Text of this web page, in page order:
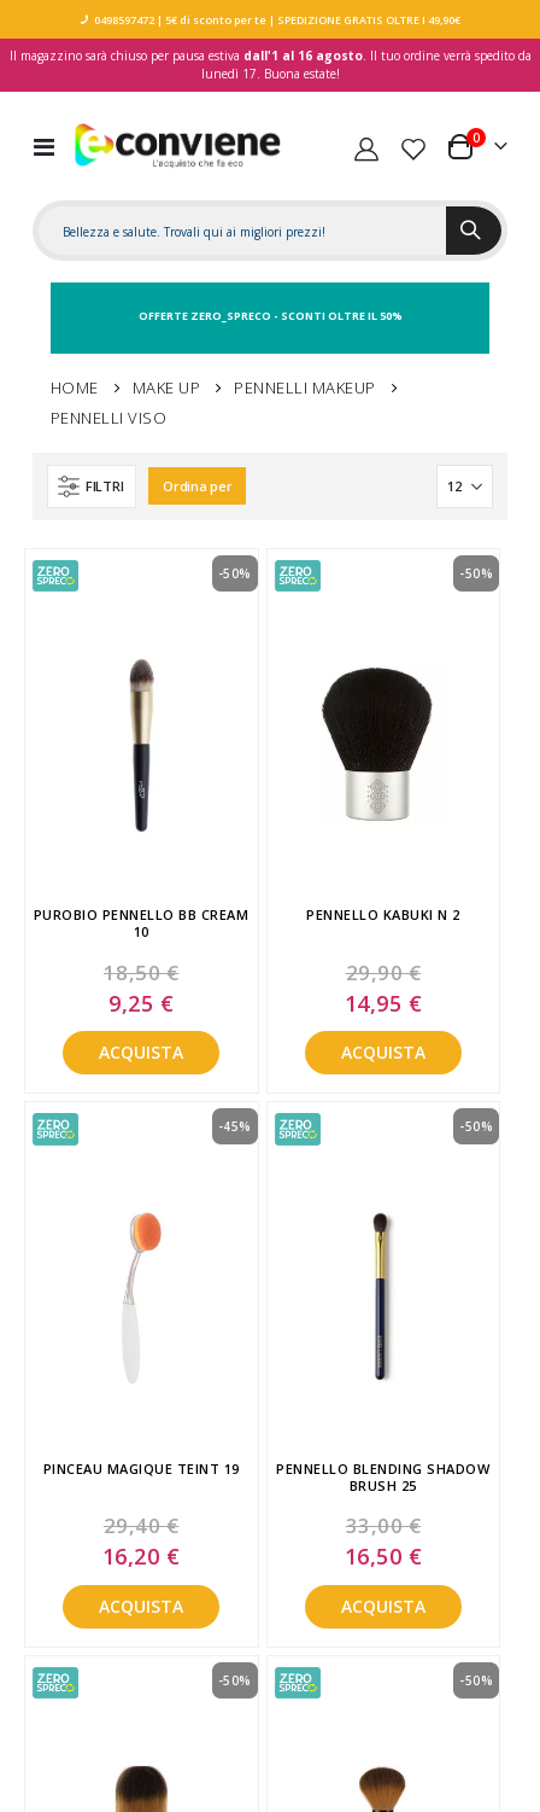
0498597472| 5€ di sconto per te| SPEDIZIONE GRATIS OLTRE I 49,90€
Il magazzino sarà chiuso per pausa estiva dall'1 al 16 agosto. Il tuo ordine verrà spedito da
lunedì 17. Buona estate!
Toggle
Nav
Carrello
0elementi
OFFERTE ZERO_SPRECO - SCONTI OLTRE IL 50%
HOME MAKE UP
PENNELLI MAKEUP
PENNELLI VISO
FILTRI Ordina per
PUROBIO PENNELLO BB CREAM
10
18,50 €
-50%
Special
Price
9,25 €
ACQUISTA
PENNELLO KABUKI N 2
29,90 €
-50%
Special
Price
14,95 €
ACQUISTA
PINCEAU MAGIQUE TEINT 19
29,40 €
-45%
Special
Price
16,20 €
ACQUISTA
PENNELLO BLENDING SHADOW
BRUSH 25
33,00 €
-50%
Special
Price
16,50 €
ACQUISTA
-50% -50%